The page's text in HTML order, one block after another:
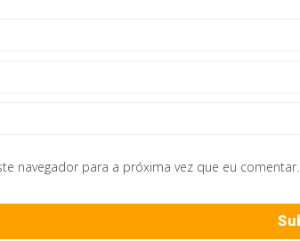
navegador para a próxima vez que eu comentar.